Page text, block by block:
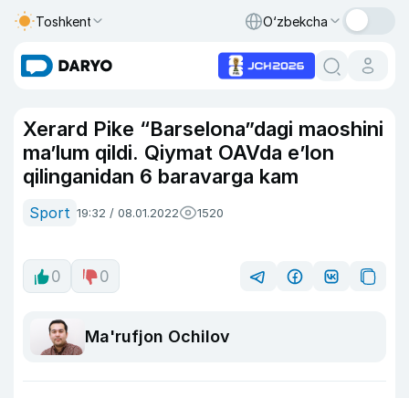
Toshkent O‘zbekcha
Xerard Pike “Barselona”dagi maoshini
ma’lum qildi. Qiymat OAVda e’lon
qilinganidan 6 baravarga kam
Sport 19:32 / 08.01.2022 1520
0 0
Ma'rufjon Ochilov